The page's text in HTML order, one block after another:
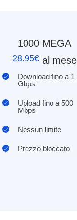
1000 MEGA
28.95€al mese
Download fino a 1
Gbps
Upload fino a 500
Mbps
Nessun limite
Prezzo bloccato